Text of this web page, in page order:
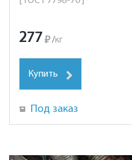
277 ₽ /кг
Купить
Под заказ